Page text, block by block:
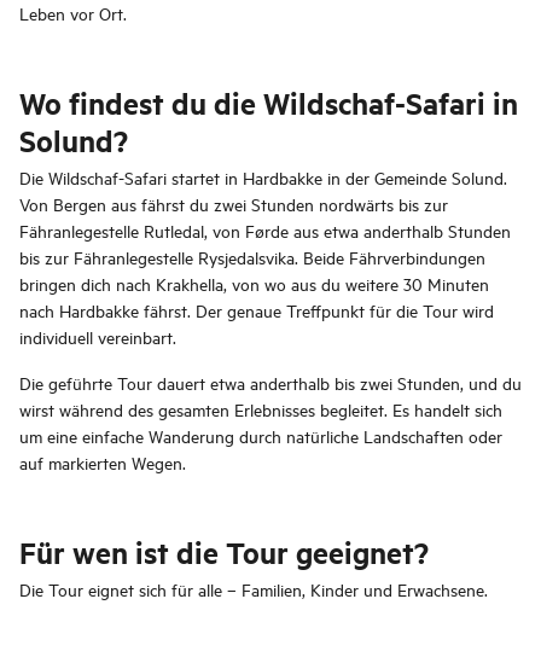
Leben vor Ort.
Wo findest du die Wildschaf-Safari in
Solund?
Die Wildschaf-Safari startet in Hardbakke in der Gemeinde Solund.
Von Bergen aus fährst du zwei Stunden nordwärts bis zur
Fähranlegestelle Rutledal, von Førde aus etwa anderthalb Stunden
bis zur Fähranlegestelle Rysjedalsvika. Beide Fährverbindungen
bringen dich nach Krakhella, von wo aus du weitere 30 Minuten
nach Hardbakke fährst. Der genaue Treffpunkt für die Tour wird
individuell vereinbart.
Die geführte Tour dauert etwa anderthalb bis zwei Stunden, und du
wirst während des gesamten Erlebnisses begleitet. Es handelt sich
um eine einfache Wanderung durch natürliche Landschaften oder
auf markierten Wegen.
Für wen ist die Tour geeignet?
Die Tour eignet sich für alle – Familien, Kinder und Erwachsene.